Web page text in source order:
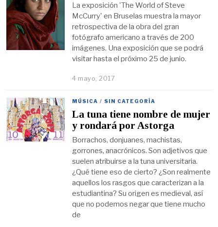
La exposición 'The World of Steve
McCurry' en Bruselas muestra la mayor
retrospectiva de la obra del gran
fotógrafo americano a través de 200
imágenes. Una exposición que se podrá
visitar hasta el próximo 25 de junio.
4 mayo, 2017
MÚSICA / SIN CATEGORÍA
La tuna tiene nombre de mujer
y rondará por Astorga
Borrachos, donjuanes, machistas,
gorrones, anacrónicos. Son adjetivos que
suelen atribuirse a la tuna universitaria.
¿Qué tiene eso de cierto? ¿Son realmente
aquellos los rasgos que caracterizan a la
estudiantina? Su origen es medieval, así
que no podemos negar que tiene mucho
de